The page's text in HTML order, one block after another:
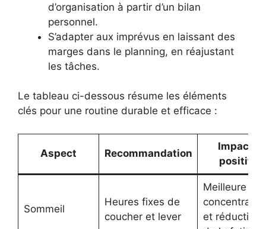
d’organisation à partir d’un bilan
personnel.
S’adapter aux imprévus en laissant des
marges dans le planning, en réajustant
les tâches.
Le tableau ci-dessous résume les éléments
clés pour une routine durable et efficace :
Aspect Recommandation
Impact
positif
Sommeil
Heures fixes de
coucher et lever
Meilleure
et réduction